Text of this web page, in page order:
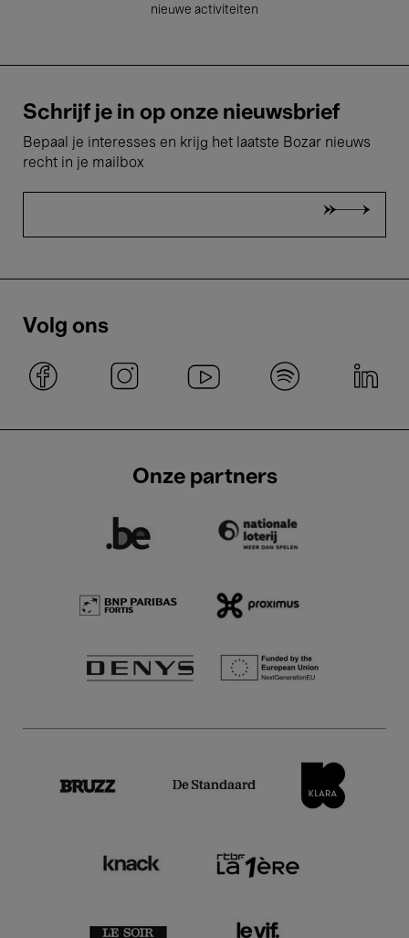
nieuwe activiteiten
Schrijf je in op onze nieuwsbrief
Bepaal je interesses en krijg het laatste Bozar nieuws
recht in je mailbox
Volg ons
Onze partners